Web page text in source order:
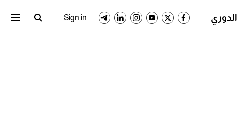
الدوري المصري الدوري السعودي Sign in